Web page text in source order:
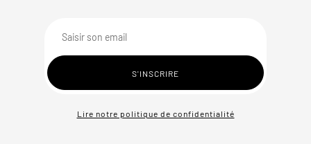
Lire notre politique de confidentialité